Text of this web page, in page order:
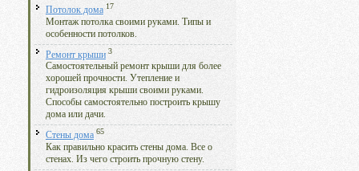
Потолок дома 17
Монтаж потолка своими руками. Типы и
особенности потолков.
Ремонт крыши 3
Самостоятельный ремонт крыши для более
хорошей прочности. Утепление и
гидроизоляция крыши своими руками.
Способы самостоятельно построить крышу
дома или дачи.
Стены дома 65
Как правильно красить стены дома. Все о
стенах. Из чего строить прочную стену.